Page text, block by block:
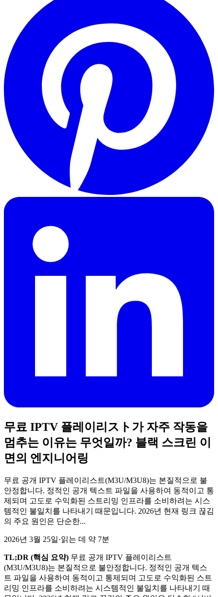
무료 IPTV 플레이리スト가 자주 작동을
멈추는 이유는 무엇일까? 블랙 스크린 이
면의 엔지니어링
무료 공개 IPTV 플레이리스트(M3U/M3U8)는 본질적으로 불
안정합니다. 정적인 공개 텍스트 파일을 사용하여 동적이고 통
제되며 고도로 수익화된 스트리밍 인프라를 소비하려는 시스
템적인 불일치를 나타내기 때문입니다. 2026년 현재 링크 끊김
의 주요 원인은 단순한...
2026년 3월 25일·읽는 데 약 7분
TL;DR (핵심 요약) 무료 공개 IPTV 플레이리스트
(M3U/M3U8)는 본질적으로 불안정합니다. 정적인 공개 텍스
트 파일을 사용하여 동적이고 통제되며 고도로 수익화된 스트
리밍 인프라를 소비하려는 시스템적인 불일치를 나타내기 때